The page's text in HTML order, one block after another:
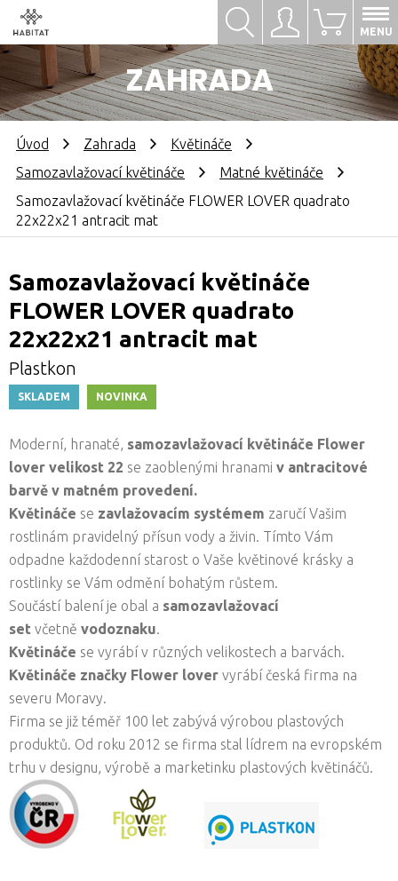
Přihlásit se
ZAHRADA
0
MENU
Hledat
Úvod Zahrada
Květináče
Samozavlažovací květináče
Matné květináče
Samozavlažovací květináče FLOWER LOVER quadrato
22x22x21 antracit mat
Samozavlažovací květináče
FLOWER LOVER quadrato
22x22x21 antracit mat
Plastkon
SKLADEM NOVINKA
Moderní, hranaté, samozavlažovací květináče Flower
lover velikost 22 se zaoblenými hranami v antracitové
barvě v matném provedení.
Květináče se zavlažovacím systémem zaručí Vašim
rostlinám pravidelný přísun vody a živin. Tímto Vám
odpadne každodenní starost o Vaše květinové krásky a
rostlinky se Vám odmění bohatým růstem.
Součástí balení je obal a samozavlažovací
set včetně vodoznaku.
Květináče se vyrábí v různých velikostech a barvách.
Květináče značky Flower lover vyrábí česká firma na
severu Moravy.
Firma se již téměř 100 let zabývá výrobou plastových
produktů. Od roku 2012 se firma stal lídrem na evropském
trhu v designu, výrobě a marketinku plastových květináčů.